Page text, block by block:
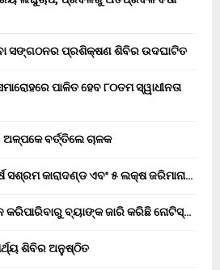
ସଙ୍ଗଠନର ପ୍ରଶିକ୍ଷଣ ଶିବିର ଉଦଘାଟିତ
ପାଳିତ ହେବ ୮୦ତମ ସ୍ୱାଧୀନତା
ଅଳ୍ପକେ ବର୍ତ୍ତିଲେ ଚାଳକ
କାରାଦଣ୍ଡ ଏବଂ ₹୫ ଲକ୍ଷ ଜରିମାନା…
ବ୍ୟାଙ୍କ ଜାରି କରିଛି ନୋଟିସ୍…
ଶିବିର ଅନୁଷ୍ଠିତ